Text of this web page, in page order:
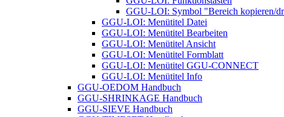
GGU-LOI: Symbol "Bereich kopieren/
GGU-LOI: Menütitel Datei
GGU-LOI: Menütitel Bearbeiten
GGU-LOI: Menütitel Ansicht
GGU-LOI: Menütitel Formblatt
GGU-LOI: Menütitel GGU-CONNECT
GGU-LOI: Menütitel Info
GGU-OEDOM Handbuch
GGU-SHRINKAGE Handbuch
GGU-SIEVE Handbuch